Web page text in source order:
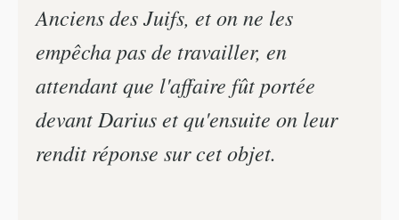
Anciens des Juifs, et on ne les
empêcha pas de travailler, en
attendant que l'affaire fût portée
devant Darius et qu'ensuite on leur
rendit réponse sur cet objet.